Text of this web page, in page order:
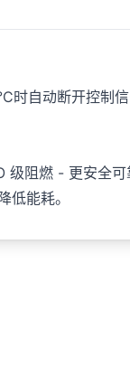
时自动断开控制
级阻燃 - 更安全
能耗。